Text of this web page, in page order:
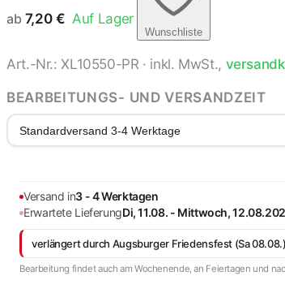
ab 7,20€ Auf Lager
Wunschliste
Art.-Nr.: XL10550-PR · inkl. MwSt.,
BEARBEITUNGS- UND VERSANDZEIT
Standardversand 3-4 Werktage
Versand in3 - 4 Werktagen
Erwartete LieferungDi, 11.08. - Mittwoch,
verlängert durch Augsburger Friedensfest (Sa
Bearbeitung findet auch am Wochenende, an Feiertagen und